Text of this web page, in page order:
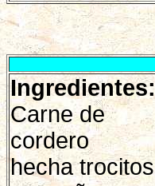
Ingredientes:
Carne de
cordero
hecha trocitos